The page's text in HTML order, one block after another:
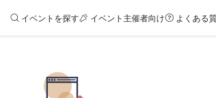
イベントを探す イベント主催者向け よくある